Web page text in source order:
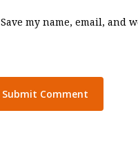
Save my name, email, and